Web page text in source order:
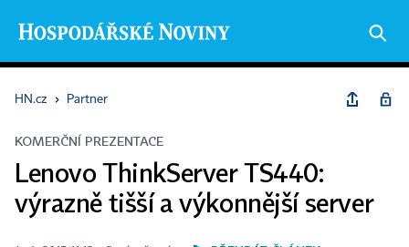
HN.cz › Partner
KOMERČNÍ PREZENTACE
Lenovo ThinkServer TS440:
výrazně tišší a výkonnější server